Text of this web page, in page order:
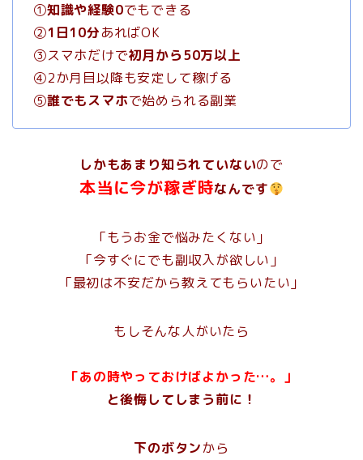
①知識や経験0でもできる
②1日10分あればOK
③スマホだけで初月から50万以上
④2か月目以降も安定して稼げる
⑤誰でもスマホで始められる副業
しかもあまり知られていないので
本当に今が稼ぎ時なんです
「もうお金で悩みたくない」
「今すぐにでも副収入が欲しい」
「最初は不安だから教えてもらいたい」
もしそんな人がいたら
「あの時やっておけばよかった…。」
と後悔してしまう前に！
下のボタンから